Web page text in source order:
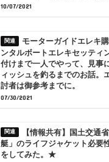
10/07/2021
モーターガイドエレキ
ンタルボートエレキセッティ
付けまで一人でやって、見事
ィッシュを釣るまでのお話。
討者は御参考までに。
07/30/2021
【情報共有】国土交通
艇」のライフジャケット必要
をしてみた。★